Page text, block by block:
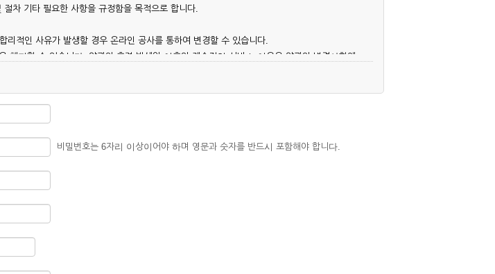
차 기타 필요한 사항을 규정함을 목적으로 합니다.
적인 사유가 발생할 경우 온라인 공사를 통하여 변경할 수 있습니다.
지할 수 있습니다. 약관의 효력 발생일 이후의 계속적인 서비스 이용은 약관의 변경사항에
따릅니다.
보를 입력하여 회사에 신청하고 회사가 이를 심사, 승낙함으로써 성립하며, 회사는 신청자
부득이한 경우로 인해 변경하고자 하는 경우에는 해당 아이디를 해지하고 재가입해야 합니
있으며, 실명으로 등록하지 않은 자의 일체의 권리를 제한할 수 있습니다.
비밀번호는 6자리 이상이어야 하며 영문과 숫자를 반드시 포함해야 합니다.